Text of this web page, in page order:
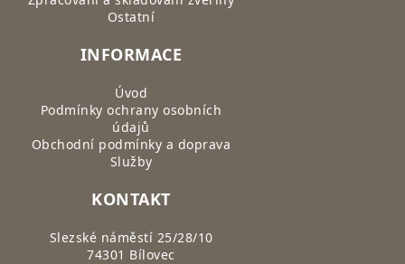
Ostatní
INFORMACE
Úvod
Podmínky ochrany osobních
údajů
Obchodní podmínky a doprava
Služby
KONTAKT
Slezské náměstí 25/28/10
74301 Bílovec